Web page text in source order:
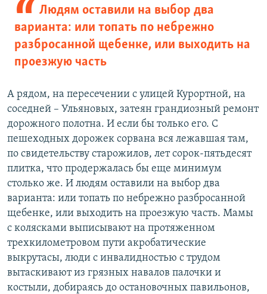
Людям оставили на выбор два
варианта: или топать по небрежно
разбросанной щебенке, или выходить на
проезжую часть
А рядом, на пересечении с улицей Курортной, на
соседней – Ульяновых, затеян грандиозный ремонт
дорожного полотна. И если бы только его. С
пешеходных дорожек сорвана вся лежавшая там,
по свидетельству старожилов, лет сорок-пятьдесят
плитка, что продержалась бы еще минимум
столько же. И людям оставили на выбор два
варианта: или топать по небрежно разбросанной
щебенке, или выходить на проезжую часть. Мамы
с колясками выписывают на протяженном
трехкилометровом пути акробатические
выкрутасы, люди с инвалидностью с трудом
вытаскивают из грязных навалов палочки и
костыли, добираясь до остановочных павильонов,